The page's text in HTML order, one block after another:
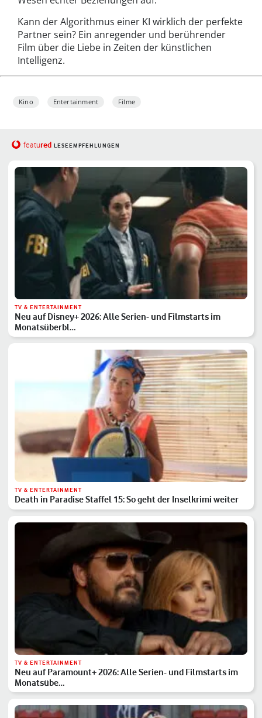
Kann der Algorithmus einer KI wirklich der perfekte
Partner sein? Ein anregender und berührender
Film über die Liebe in Zeiten der künstlichen
Intelligenz.
Kino Entertainment Filme
featured LESEEMPFEHLUNGEN
TV & ENTERTAINMENT
Neu auf Disney+ 2026: Alle Serien- und Filmstarts im
Monatsüberbl…
TV & ENTERTAINMENT
Death in Paradise Staffel 15: So geht der Inselkrimi weiter
TV & ENTERTAINMENT
Neu auf Paramount+ 2026: Alle Serien- und Filmstarts im
Monatsübe…